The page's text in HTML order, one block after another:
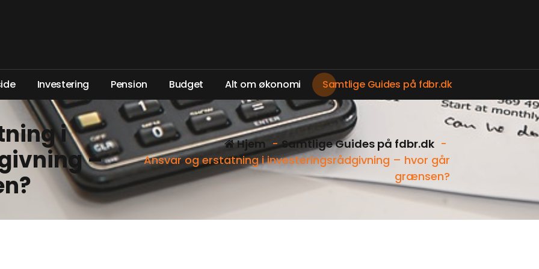
ide Investering Pension Budget Alt om økonomi Samtlige Guides på fdbr.dk
i
–
Hjem -Samtlige Guides på fdbr.dk -
Ansvar og erstatning i investeringsrådgivning – hvor går
grænsen?